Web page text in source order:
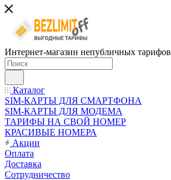
Интернет-магазин непубличных тарифов
Каталог
SIM-КАРТЫ ДЛЯ СМАРТФОНА
SIM-КАРТЫ ДЛЯ МОДЕМА
ТАРИФЫ НА СВОЙ НОМЕР
КРАСИВЫЕ НОМЕРА
Акции
Оплата
Доставка
Сотрудничество